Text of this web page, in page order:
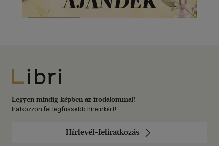
Libri
Legyen mindig képben az irodalommal!
Iratkozzon fel legfrissebb híreinkért!
Hírlevél-feliratkozás